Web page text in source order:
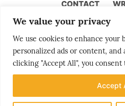
We value your privacy
We use cookies to enhance your
personalized ads or content, and
clicking "Accept All", you consent
Accept
CONTACT